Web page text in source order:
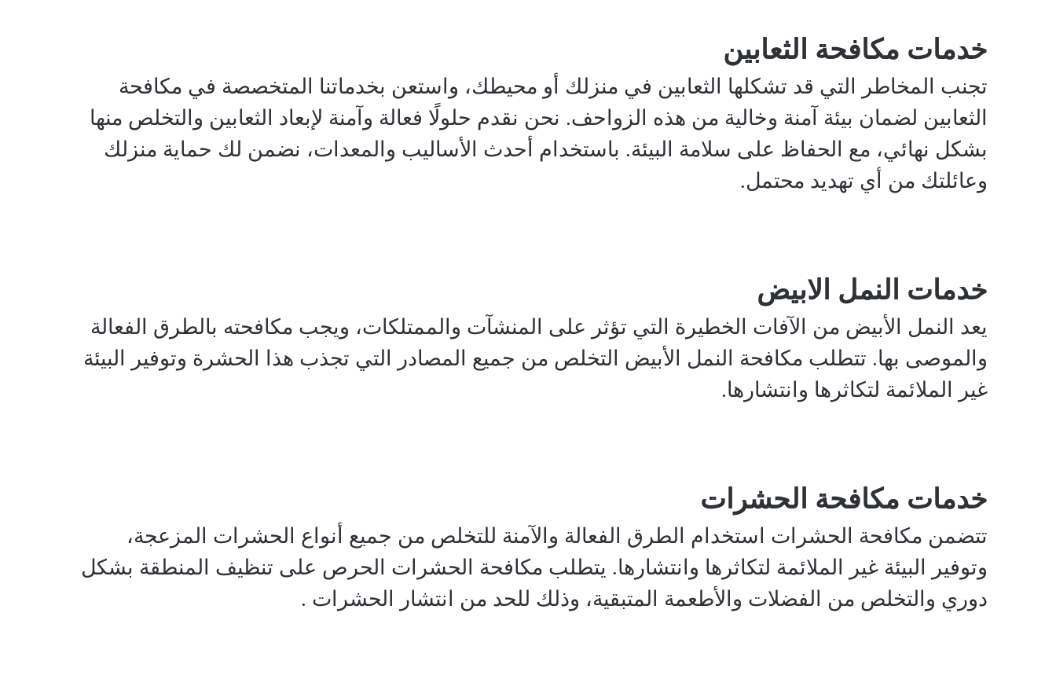
خدمات مكافحة الثعابين
تجنب المخاطر التي قد تشكلها الثعابين في منزلك أو محيطك، واستعن بخدماتنا المتخصصة في مكافحة
الثعابين لضمان بيئة آمنة وخالية من هذه الزواحف. نحن نقدم حلولًا فعالة وآمنة لإبعاد الثعابين والتخلص منها
بشكل نهائي، مع الحفاظ على سلامة البيئة. باستخدام أحدث الأساليب والمعدات، نضمن لك حماية منزلك
وعائلتك من أي تهديد محتمل.
خدمات النمل الابيض
يعد النمل الأبيض من الآفات الخطيرة التي تؤثر على المنشآت والممتلكات، ويجب مكافحته بالطرق الفعالة
والموصى بها. تتطلب مكافحة النمل الأبيض التخلص من جميع المصادر التي تجذب هذا الحشرة وتوفير البيئة
غير الملائمة لتكاثرها وانتشارها.
خدمات مكافحة الحشرات
تتضمن مكافحة الحشرات استخدام الطرق الفعالة والآمنة للتخلص من جميع أنواع الحشرات المزعجة،
وتوفير البيئة غير الملائمة لتكاثرها وانتشارها. يتطلب مكافحة الحشرات الحرص على تنظيف المنطقة بشكل
دوري والتخلص من الفضلات والأطعمة المتبقية، وذلك للحد من انتشار الحشرات .